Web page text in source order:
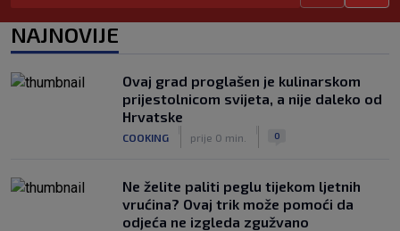
Vatreni u Cityju sve bolji: ‘Kovačić
SK prije 4 h
Luis Figo žestoko prozvao Infantina:
‘Najniže, najlopovskije i kukavički
sebično ponašanje. Mora otići!’
NAJNOVIJE
Ovaj grad proglašen je kulinarskom
prijestolnicom svijeta, a nije daleko od
Hrvatske
COOKING prije 0 min. 0
Ne želite paliti peglu tijekom ljetnih
vrućina? Ovaj trik može pomoći da
odjeća ne izgleda zgužvano